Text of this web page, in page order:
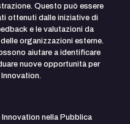
Questo può essere
ottenuti dalle iniziative di
e le valutazioni da
organizzazioni esterne.
aiutare a identificare
nuove opportunità per
Innovation.
Innovation nella Pubblica